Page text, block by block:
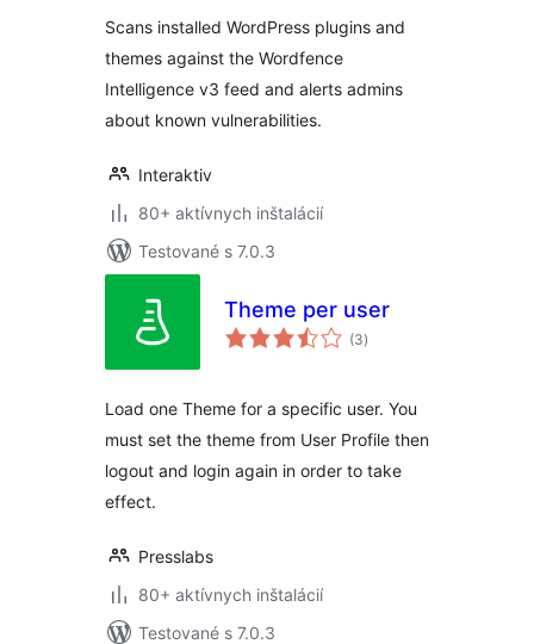
Scans installed WordPress plugins and
themes against the Wordfence
Intelligence v3 feed and alerts admins
about known vulnerabilities.
Interaktiv
80+ aktívnych inštalácií
Testované s 7.0.3
Theme per user
(3celkové
hodnotenie
)
Load one Theme for a specific user. You
must set the theme from User Profile then
logout and login again in order to take
effect.
Presslabs
80+ aktívnych inštalácií
Testované s 7.0.3